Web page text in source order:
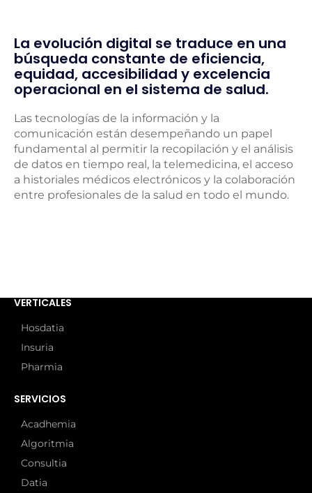
La evolución digital se traduce en una
búsqueda constante de eficiencia,
equidad, accesibilidad y excelencia
operacional en el sistema de salud.
Las tecnologías de la información y la
comunicación están desempeñando un papel
fundamental al permitir la recopilación y el análisis
de datos en tiempo real, la telemedicina, el acceso
a historiales médicos electrónicos y la colaboración
entre profesionales de la salud en todo el mundo.
VERTICALES
Hosdatia
Insuria
Pharmia
SERVICIOS
Acadhemia
Algoritmia
Consultia
Datia